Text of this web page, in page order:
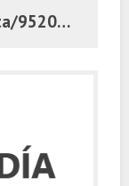
https://politicadelsur.com/nota/95206/la-reforma-politica-en-el-centro-del-debate-parlamentario/